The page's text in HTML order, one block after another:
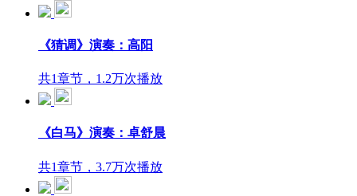
《猜调》演奏：高阳
共1章节，1.2万次播放
《白马》演奏：卓舒晨
共1章节，3.7万次播放